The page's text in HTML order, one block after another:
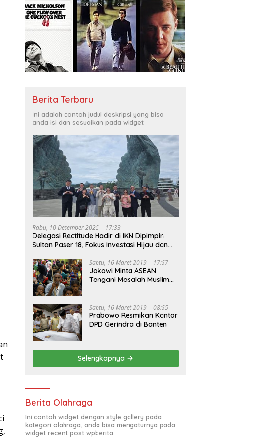
Berita Terbaru
Ini adalah contoh judul deskripsi yang bisa
anda isi dan sesuaikan pada widget
Rabu, 10 Desember 2025 | 17:33
Delegasi Rectitude Hadir di IKN Dipimpin
Sultan Paser 18, Fokus Investasi Hijau dan
Sabtu, 16 Maret 2019 | 17:57
Jokowi Minta ASEAN
Tangani Masalah Muslim
Sabtu, 16 Maret 2019 | 08:55
Prabowo Resmikan Kantor
DPD Gerindra di Banten
Selengkapnya
Berita Olahraga
Ini contoh widget dengan style gallery pada
kategori olahraga, anda bisa mengaturnya pada
widget recent post wpberita.